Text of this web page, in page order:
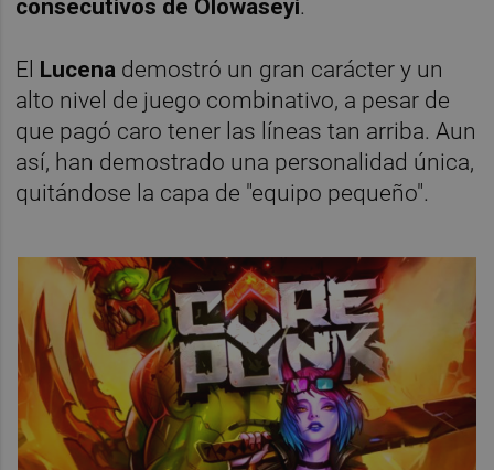
consecutivos de Olowaseyi.
El Lucena demostró un gran carácter y un
alto nivel de juego combinativo, a pesar de
que pagó caro tener las líneas tan arriba. Aun
así, han demostrado una personalidad única,
quitándose la capa de "equipo pequeño".